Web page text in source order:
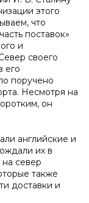
этого
что
поставок»
и
своего
его
поручено
Несмотря на
он
английские и
их в
север
также
доставки и